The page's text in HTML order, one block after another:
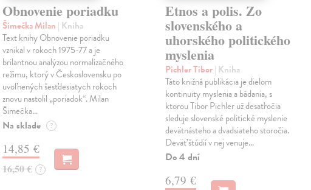
Obnovenie poriadku
Šimečka Milan | Kniha
Text knihy Obnovenie poriadku
vznikal v rokoch 1975-77 a je
brilantnou analýzou normalizačného
režimu, ktorý v Československu po
uvoľnených šesťdesiatych rokoch
znovu nastolil „poriadok“. Milan
Šimečka…
Na sklade ?
14,85 €
16,50 € ?
Etnos a polis. Zo
slovenského a
uhorského politického
myslenia
Pichler Tibor| Kniha
Táto knižná publikácia je dielom
kontinuity myslenia a bádania, s
ktorou Tibor Pichler už desaťročia
sleduje slovenské politické myslenie
devätnásteho a dvadsiateho storočia.
Deväť štúdií v nej venuje…
Do 4 dní
6,79 €